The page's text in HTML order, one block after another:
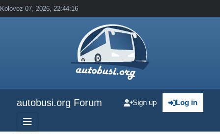
Kolovoz 07, 2026, 22:44:16
autobusi.org Forum Log in
Sign up